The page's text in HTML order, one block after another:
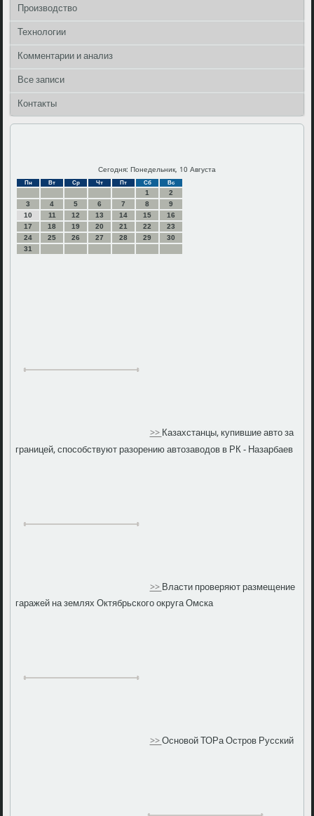
Производство
Технологии
Комментарии и анализ
Все записи
Контакты
Сегодня: Понедельник, 10 Августа
Пн Вт Ср Чт Пт Сб Вс
1
2
3
4 5 6 7 8
9
10
11 12 13 14 15
16
17
18 19 20 21 22
23
24
25 26 27 28 29
30
31
>>Казахстанцы, купившие авто за
границей, способствуют разорению автозаводов в РК - Назарбаев
>>Власти проверяют размещение
гаражей на землях Октябрьского округа Омска
>>Основой ТОРа Остров Русский